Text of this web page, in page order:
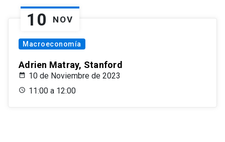
10 NOV
Macroeconomía
Adrien Matray, Stanford
10 de Noviembre de 2023
11:00 a 12:00